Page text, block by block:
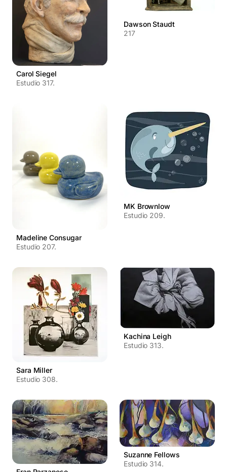
Carol Siegel
Estudio 317.
Dawson Staudt
217
Madeline Consugar
Estudio 207.
MK Brownlow
Estudio 209.
Sara Miller
Estudio 308.
Kachina Leigh
Estudio 313.
Suzanne Fellows
Estudio 314.